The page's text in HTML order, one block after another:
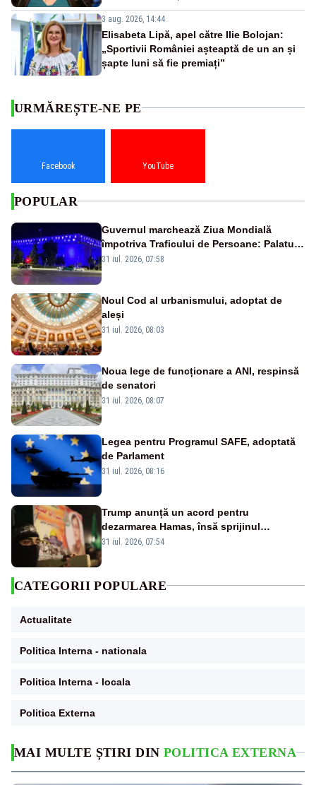
3 aug. 2026, 14:44
Elisabeta Lipă, apel către Ilie Bolojan:
„Sportivii României așteaptă de un an și
șapte luni să fie premiați”
MAI MULTE ȘTIRI DIN POLITICA EXTERNA
URMĂREȘTE-NE PE
Facebook YouTube
POPULAR
Guvernul marchează Ziua Mondială
împotriva Traficului de Persoane: Palatul
Victoria, iluminat în albastru
31 iul. 2026, 07:58
Noul Cod al urbanismului, adoptat de
aleși
31 iul. 2026, 08:03
Noua lege de funcționare a ANI, respinsă
de senatori
31 iul. 2026, 08:07
Legea pentru Programul SAFE, adoptată
de Parlament
31 iul. 2026, 08:16
Trump anunță un acord pentru
dezarmarea Hamas, însă sprijinul
Israelului rămâne incert
31 iul. 2026, 07:54
CATEGORII POPULARE
Actualitate
Politica Interna - nationala
Politica Interna - locala
Politica Externa